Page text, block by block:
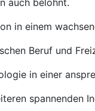
auch belohnt.
in einem
Beruf und
in einer
spannenden